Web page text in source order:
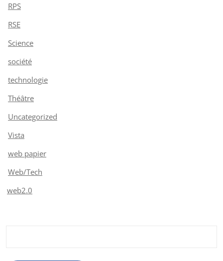
RPS
RSE
Science
société
technologie
Théâtre
Uncategorized
Vista
web papier
Web/Tech
web2.0